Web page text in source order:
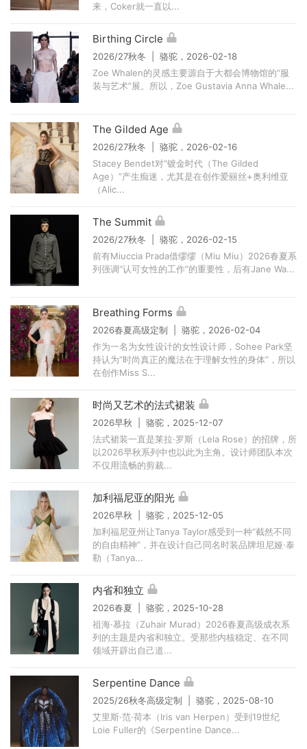
来，Coker就一直以...
Birthing Circle
2026/27秋冬 | 骆驼，2026-02-18
Zoe Whalen的灵感主要源自于大都会博物馆的“服
装与艺术”展。所以，Zoe Gustavia Anna Whale...
The Gilded Age
2026/27秋冬 | 骆驼，2026-02-16
Stacey Bendet对“镀金时代（The Gilded
Age）”产生痴迷，尤其是在创作爱丽丝+奥利维亚
（Alic...
The Summit
2026/27秋冬 | 骆驼，2026-02-15
前有Miuccia Prada借缪缪（Miu Miu）2026春夏系
列强调“认可女性的工作”的重要性，后有Jane Wa...
Breathing Forms
2026春夏高级定制 | 骆驼，2026-02-04
作为一名为女性设计的女性设计师，Sohee Park坚
持认为“时尚真正的魔法在于理解女性的身体”，所以
在创作Miss S...
时尚又艺术的法式裙装
2026早秋 | 骆驼，2025-12-07
法式裙装一直是莱拉·罗斯（Lela Rose）的招牌，所
以2026早秋系列中也以此为主角。设计师团队本次
不仅用流畅的剪裁...
加利福尼亚的阳光
2026早秋 | 骆驼，2025-12-05
加利福尼亚州让Tanya Taylor感受到一种“截然不同
的自由精神”，并在设计自己同名时装品牌坦尼娅·泰
勒（Tanya...
内省和独立
2026春夏 | 骆驼，2025-10-28
祖海·慕拉（Zuhair Murad）2026春夏高级成衣系
列的主题是内省和独立。受那些内核稳定、在不同
领域开辟出自己道...
Serpentine Dance
2025/26秋冬高级定制 | 骆驼，2025-08-10
艾里斯·范·荷本（Iris van Herpen）受到19世纪
Loie Fuller的《Serpentine Dance...